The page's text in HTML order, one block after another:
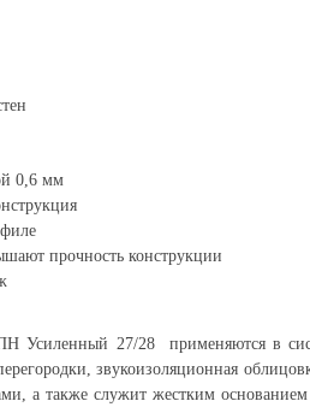
0,6 мм
прочность конструкции
Усиленный 27/28
применяются в
звукоизоляционная
а также служит жестким